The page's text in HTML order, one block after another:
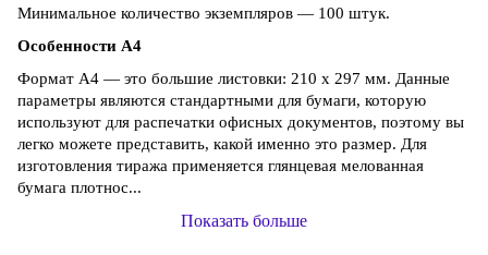
Минимальное количество экземпляров — 100 штук.
Особенности А4
Формат А4 — это большие листовки: 210 х 297 мм. Данные
параметры являются стандартными для бумаги, которую
используют для распечатки офисных документов, поэтому вы
легко можете представить, какой именно это размер. Для
изготовления тиража применяется глянцевая мелованная
бумага плотнос...
Показать больше